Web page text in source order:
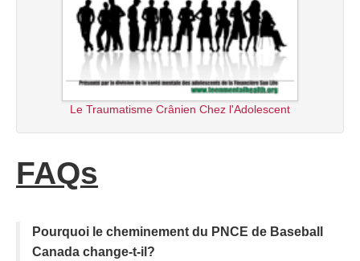
Le Traumatisme Crânien Chez l'Adolescent
FAQs
Pourquoi le cheminement du PNCE de Baseball
Canada change-t-il?